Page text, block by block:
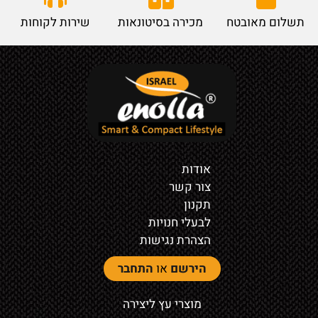
תשלום מאובטח מכירה בסיטונאות שירות לקוחות
אודות
צור קשר
תקנון
לבעלי חנויות
הצהרת נגישות
הירשם או התחבר
מוצרי עץ ליצירה